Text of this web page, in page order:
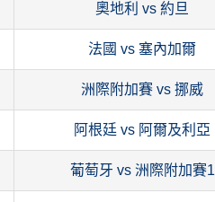
奧地利 vs 約旦
法國 vs 塞內加爾
洲際附加賽 vs 挪威
阿根廷 vs 阿爾及利亞
葡萄牙 vs 洲際附加賽1